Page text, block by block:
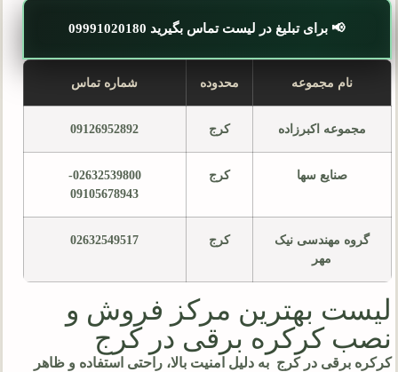
📢 برای تبلیغ در لیست تماس بگیرید 09991020180
نام مجموعه محدوده شماره تماس
مجموعه اکبرزاده کرج 09126952892
صنایع سها کرج
02632539800-
09105678943
گروه مهندسی نیک
مهر
کرج 02632549517
لیست بهترین مرکز فروش و
نصب کرکره برقی در کرج
کرکره‌ برقی در کرج به دلیل امنیت بالا، راحتی استفاده و ظاهر